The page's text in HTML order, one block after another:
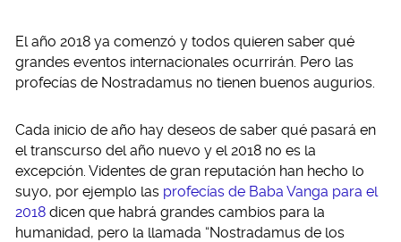
El año 2018 ya comenzó y todos quieren saber qué
grandes eventos internacionales ocurrirán. Pero las
profecías de Nostradamus no tienen buenos augurios.
Cada inicio de año hay deseos de saber qué pasará en
el transcurso del año nuevo y el 2018 no es la
excepción. Videntes de gran reputación han hecho lo
suyo, por ejemplo las profecías de Baba Vanga para el
2018 dicen que habrá grandes cambios para la
humanidad, pero la llamada “Nostradamus de los